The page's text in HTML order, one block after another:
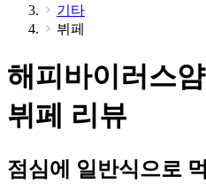
기타
뷔페
해피바이러스
뷔페 리뷰
점심에 일반식으로